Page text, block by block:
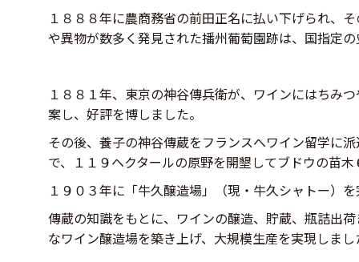
１８８８年に農商務省の前田正名に払い下げられ、
や異物が数多く発見された播州葡萄園跡は、国指定
１８８１年、東京の神谷傳兵衛が、ワインにはちみ
案し、好評を博しました。
その後、養子の神谷傳蔵をフランスへワイン留学に
で、１１９ヘクタールの原野を開墾してブドウの苗
１９０３年に「牛久醸造場」（現・牛久シャトー）
傳蔵の知識をもとに、ワインの醸造、貯蔵、瓶詰出
なワイン醸造場を築き上げ、大規模生産を実現しまし